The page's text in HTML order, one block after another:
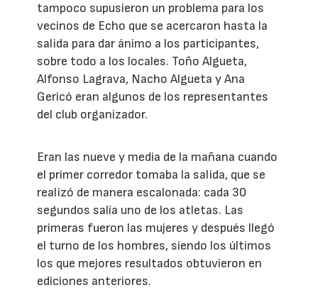
tampoco supusieron un problema para los
vecinos de Echo que se acercaron hasta la
salida para dar ánimo a los participantes,
sobre todo a los locales. Toño Algueta,
Alfonso Lagrava, Nacho Algueta y Ana
Gericó eran algunos de los representantes
del club organizador.
Eran las nueve y media de la mañana cuando
el primer corredor tomaba la salida, que se
realizó de manera escalonada: cada 30
segundos salía uno de los atletas. Las
primeras fueron las mujeres y después llegó
el turno de los hombres, siendo los últimos
los que mejores resultados obtuvieron en
ediciones anteriores.